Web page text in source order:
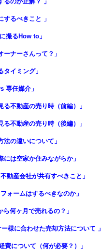
するべきこと 」
撮るHow to」
ーナーさんって？」
タイミング」
専任媒介」
る不動産の売り時（前編）」
る不動産の売り時（後編）」
法の違いについて 」
には空家か住みながらか」
動産会社が共有すべきこと」
ォームはするべきなのか」
ら何ヶ月で売れるの？」
様に合わせた売却方法について 」
費について（何が必要？）」